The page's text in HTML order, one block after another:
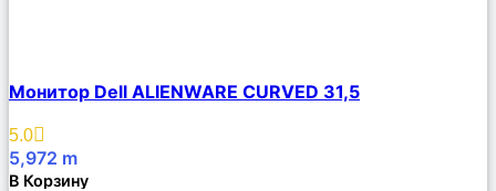
Описание
Избранное
Монитор Dell ALIENWARE CURVED 31,5
5.0
5,972 m
В Корзину